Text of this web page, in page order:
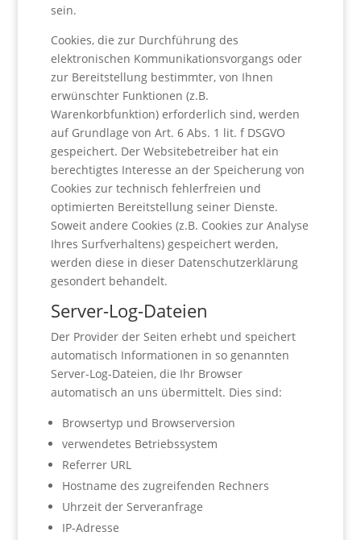
sein.
Cookies, die zur Durchführung des
elektronischen Kommunikationsvorgangs oder
zur Bereitstellung bestimmter, von Ihnen
erwünschter Funktionen (z.B.
Warenkorbfunktion) erforderlich sind, werden
auf Grundlage von Art. 6 Abs. 1 lit. f DSGVO
gespeichert. Der Websitebetreiber hat ein
berechtigtes Interesse an der Speicherung von
Cookies zur technisch fehlerfreien und
optimierten Bereitstellung seiner Dienste.
Soweit andere Cookies (z.B. Cookies zur Analyse
Ihres Surfverhaltens) gespeichert werden,
werden diese in dieser Datenschutzerklärung
gesondert behandelt.
Server-Log-Dateien
Der Provider der Seiten erhebt und speichert
automatisch Informationen in so genannten
Server-Log-Dateien, die Ihr Browser
automatisch an uns übermittelt. Dies sind:
Browsertyp und Browserversion
verwendetes Betriebssystem
Referrer URL
Hostname des zugreifenden Rechners
Uhrzeit der Serveranfrage
IP-Adresse